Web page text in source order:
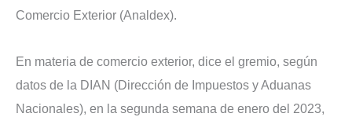
Comercio Exterior (Analdex).
En materia de comercio exterior, dice el gremio, según
datos de la DIAN (Dirección de Impuestos y Aduanas
Nacionales), en la segunda semana de enero del 2023,